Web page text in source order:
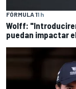
FÓRMULA 11 h
Wolff:
puedan impactar